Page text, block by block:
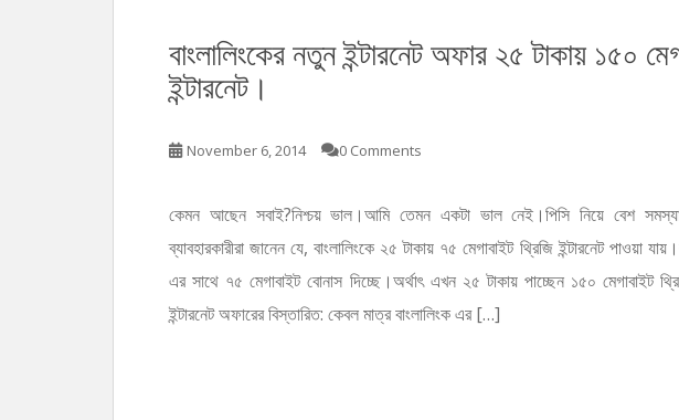
বাংলালিংকের নতুন ইন্টারনেট অফার ২৫ টাকায় ১৫০
ইন্টারনেট।
November 6, 2014 0 Comments
কেমন আছেন সবাই?নিশ্চয় ভাল।আমি তেমন একটা ভাল নেই।পিসি নিয়ে বেশ
ব্যাবহারকারীরা জানেন যে, বাংলালিংকে ২৫ টাকায় ৭৫ মেগাবাইট থ্রিজি ইন্টারনেট পাওয়া
এর সাথে ৭৫ মেগাবাইট বোনাস দিচ্ছে।অর্থাৎ এখন ২৫ টাকায় পাচ্ছেন ১৫০ মেগাবাইট
ইন্টারনেট অফারের বিস্তারিত: কেবল মাত্র বাংলালিংক এর […]